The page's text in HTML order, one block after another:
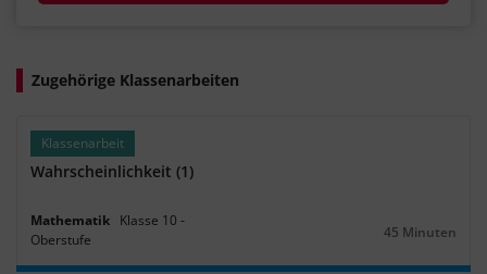
Zugehörige Klassenarbeiten
Klassenarbeit
Wahrscheinlichkeit (1)
Mathematik Klasse 10 ‐
Oberstufe
Dauer:
45 Minuten